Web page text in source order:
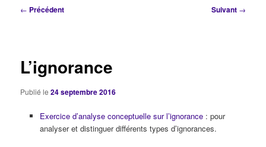
Navigation
← Précédent Suivant →
L’ignorance
Publié le24 septembre 2016
Exercice d’analyse conceptuelle sur l’ignorance: pour
analyser et distinguer différents types d’ignorances.